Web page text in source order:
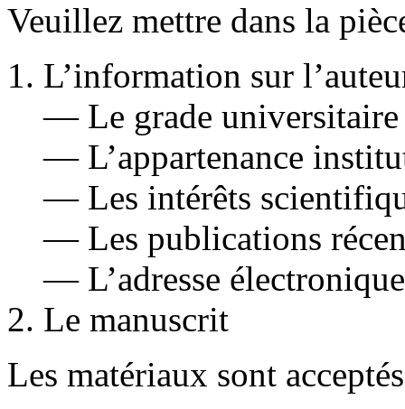
Veuillez mettre dans la
L’information sur
— Le grade universitaire
— L’appartenance
— Les intérêts
— Les publications
— L’adresse électronique
Le manuscrit
Les matériaux sont